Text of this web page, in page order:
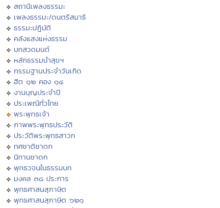
สถานีเพลงธรรมะ
เพลงธรรมะ/ดนตรีสมาธิ
ธรรมะปฏิบัติ
คลังแสงแห่งธรรม
บทสวดมนต์
หลักธรรมนำสุขฯ
กรรมฐานประจำวันเกิด
ฮีต ๑๒ คอง ๑๔
งานบุญประจำปี
ประเพณีทั่วไทย
พระพุทธเจ้า
ภาพพระพุทธประวัติ
ประวัติพระพุทธสาวก
ทศชาติชาดก
นิทานชาดก
พุทธวจนในธรรมบท
มงคล ๓๘ ประการ
พุทธศาสนสุภาษิต
พุทธศาสนสุภาษิต ๖๒๑